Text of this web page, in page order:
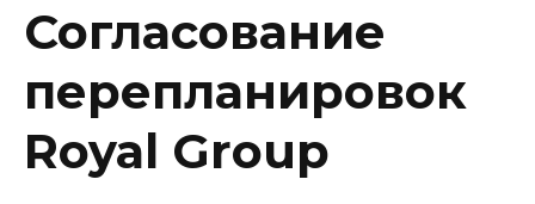
Согласование
перепланировок
Royal Group